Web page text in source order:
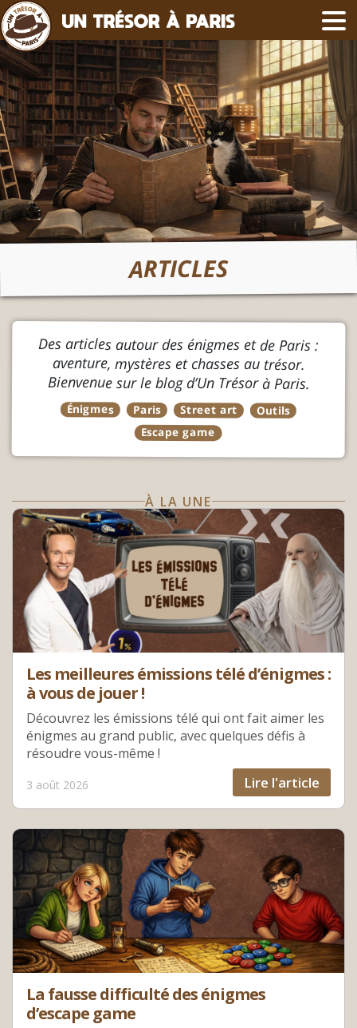
ARTICLES
Des articles autour des énigmes et de Paris :
aventure, mystères et chasses au trésor.
Bienvenue sur le blog d’Un Trésor à Paris.
Énigmes Paris Street art Outils
Escape game
À LA UNE
Les meilleures émissions télé d’énigmes :
à vous de jouer !
Découvrez les émissions télé qui ont fait aimer les
énigmes au grand public, avec quelques défis à
résoudre vous-même !
3 août 2026 Lire l'article
La fausse difficulté des énigmes
d’escape game